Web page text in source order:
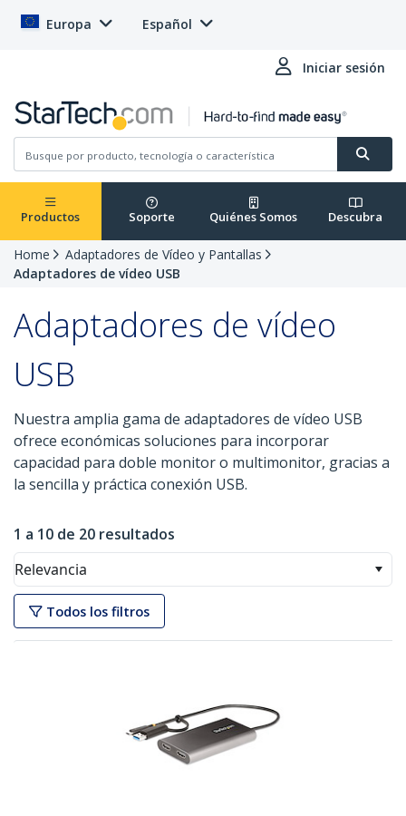
Europa Español
Iniciar sesión
Productos Soporte Quiénes Somos Descubra
Home
Adaptadores de Vídeo y Pantallas
Adaptadores de vídeo USB
Adaptadores de vídeo
USB
Nuestra amplia gama de adaptadores de vídeo USB
ofrece económicas soluciones para incorporar
capacidad para doble monitor o multimonitor, gracias a
la sencilla y práctica conexión USB.
1 a 10 de 20 resultados
Relevancia
Todos los filtros